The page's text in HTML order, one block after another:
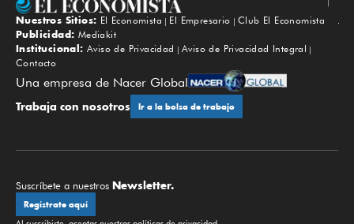
Subir
Nuestros Sitios: El Economista El Empresario
Club El Economista
Publicidad: Mediakit
Institucional: Aviso de Privacidad
Aviso de Privacidad Integral
Contacto
Una empresa de Nacer Global
Trabaja con nosotros Ir a la bolsa de trabajo
Suscríbete a nuestros Newsletter.
Regístrate aquí